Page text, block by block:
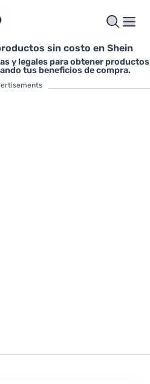
sin costo en Shein
y legales para obtener productos
tus beneficios de compra.